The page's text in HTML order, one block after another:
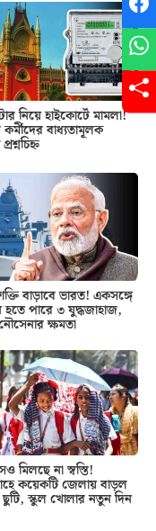
নিয়ে হাইকোর্টে মামলা!
বাধ্যতামূলক
বাড়াবে ভারত! একসঙ্গে
হতে পারে ৩ যুদ্ধজাহাজ,
ক্ষমতা
মিলছে না স্বস্তি!
কয়েকটি জেলায় বাড়ল
স্কুল খোলার নতুন দিন